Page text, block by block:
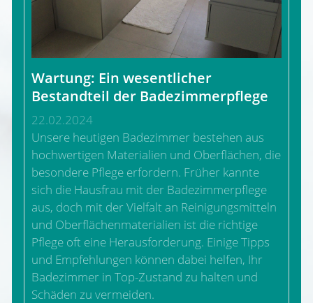
Wartung: Ein wesentlicher
Bestandteil der Badezimmerpflege
22.02.2024
Unsere heutigen Badezimmer bestehen aus
hochwertigen Materialien und Oberflächen, die
besondere Pflege erfordern. Früher kannte
sich die Hausfrau mit der Badezimmerpflege
aus, doch mit der Vielfalt an Reinigungsmitteln
und Oberflächenmaterialien ist die richtige
Pflege oft eine Herausforderung. Einige Tipps
und Empfehlungen können dabei helfen, Ihr
Badezimmer in Top-Zustand zu halten und
Schäden zu vermeiden.